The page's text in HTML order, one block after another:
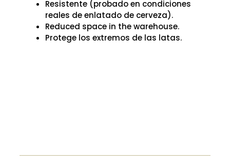
Resistente (probado en condiciones
reales de enlatado de cerveza).
Reduced space in the warehouse.
Protege los extremos de las latas.